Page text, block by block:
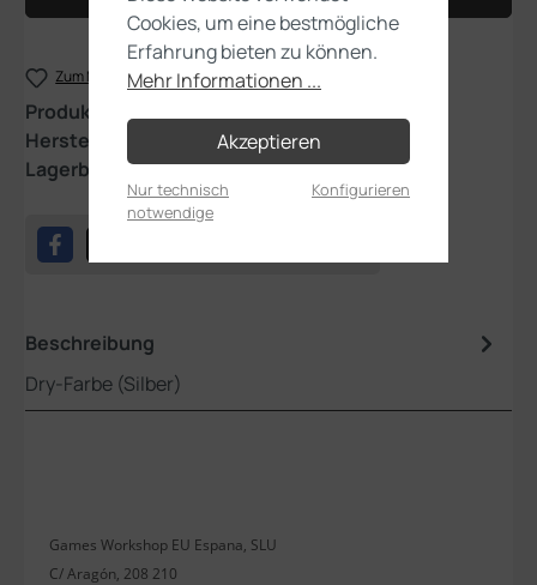
Zum Merkzettel hinzufügen
Produktnummer:
Hersteller:
Games Workshop
Lagerbestand:1
Beschreibung
Dry-Farbe (Silber)
Games Workshop EU Espana, SLU
C/ Aragón, 208 210
Cookies, um eine bestmögliche
Erfahrung bieten zu können.
Mehr Informationen ...
Akzeptieren
Nur technisch
notwendige
Konfigurieren